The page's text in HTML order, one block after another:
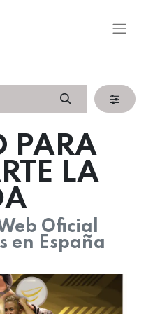
PARA
LA
Oficial
en España